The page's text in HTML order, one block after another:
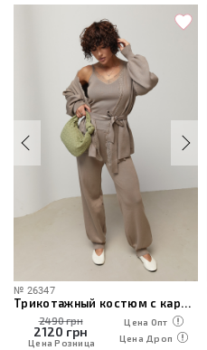
№ 26347
Трикотажный костюм с кардиганом, топом и брюками
2490 грн
2120 грн
Цена Розница
Цена Опт
Цена Дроп